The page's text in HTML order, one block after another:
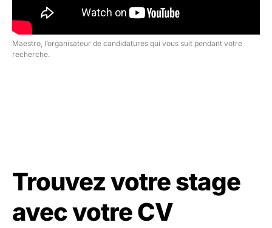
Maestro, l’organisateur de candidatures qui vous suit pendant votre
recherche.
Trouvez votre stage
avec votre CV